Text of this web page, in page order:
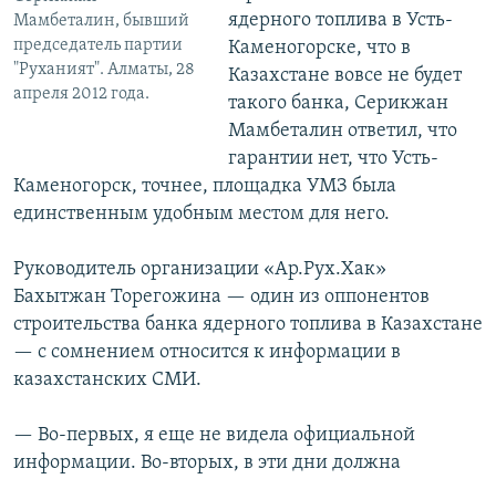
Мамбеталин, бывший
председатель партии
"Руханият". Алматы, 28
апреля 2012 года.
ядерного топлива в Усть-
Каменогорске, что в
Казахстане вовсе не будет
такого банка, Серикжан
Мамбеталин ответил, что
гарантии нет, что Усть-
Каменогорск, точнее, площадка УМЗ была
единственным удобным местом для него.
Руководитель организации «Ар.Рух.Хак»
Бахытжан Торегожина — один из оппонентов
строительства банка ядерного топлива в Казахстане
— с сомнением относится к информации в
казахстанских СМИ.
— Во-первых, я еще не видела официальной
информации. Во-вторых, в эти дни должна